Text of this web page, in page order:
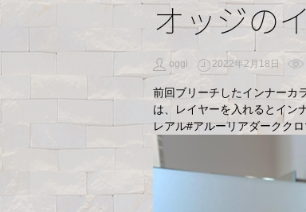
オッジの
oggi 2022年2月18日
前回ブリーチしたインナーカ
は、レイヤーを入れるとイン
レアル#アルーリアダークク